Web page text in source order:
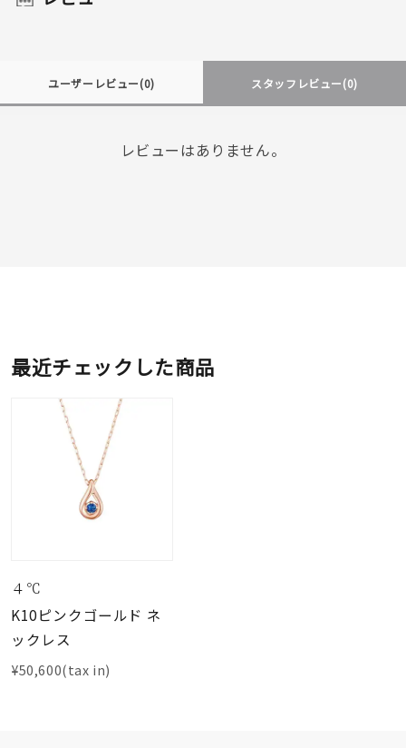
ユーザーレビュー(0) スタッフレビュー(0)
レビューはありません。
最近チェックした商品
４℃
K10ピンクゴールド ネ
ックレス
¥50,600(tax in)